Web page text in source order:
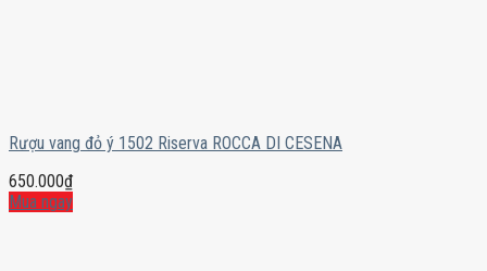
Rượu vang đỏ ý 1502 Riserva ROCCA DI CESENA
650.000₫
Mua ngay